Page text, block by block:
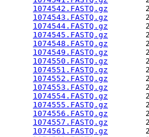
1074542.FASTQ.gz
1074543.FASTQ.gz
1074544.FASTQ.gz
1074545.FASTQ.gz
1074548.FASTQ.gz
1074549.FASTQ.gz
1074550.FASTQ.gz
1074551.FASTQ.gz
1074552.FASTQ.gz
1074553.FASTQ.gz
1074554.FASTQ.gz
1074555.FASTQ.gz
1074556.FASTQ.gz
1074557.FASTQ.gz
1074561.FASTQ.gz